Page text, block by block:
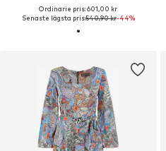
Ordinarie pris: 601,00 kr
Senaste lägsta pris:540,90 kr-44%